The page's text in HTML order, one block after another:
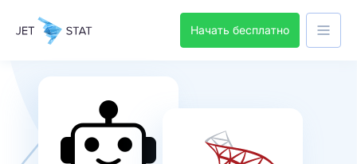
Начать бесплатно